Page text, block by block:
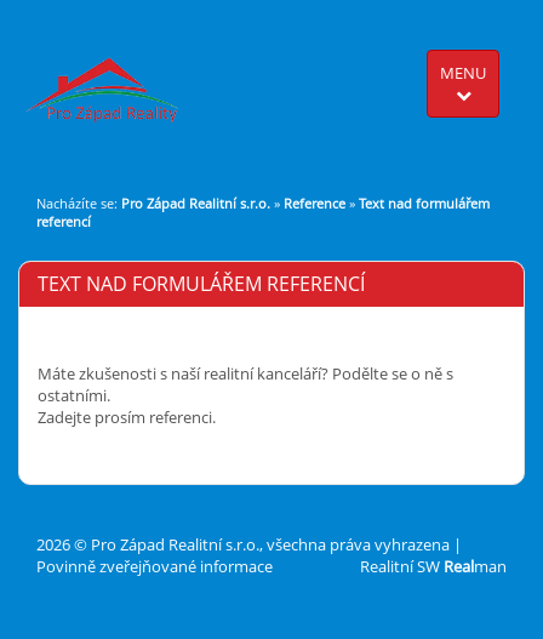
MENU
Nacházíte se: Pro Západ Realitní s.r.o. » Reference » Text nad formulářem
referencí
TEXT NAD FORMULÁŘEM REFERENCÍ
Máte zkušenosti s naší realitní kanceláří? Podělte se o ně s
ostatními.
Zadejte prosím referenci.
2026 © Pro Západ Realitní s.r.o., všechna práva vyhrazena |
Povinně zveřejňované informace
Realitní SW Realman